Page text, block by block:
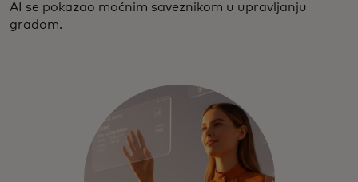
AI se pokazao moćnim saveznikom u upravljanju
gradom.